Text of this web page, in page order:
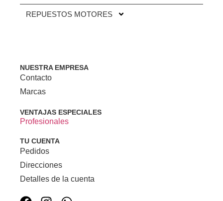
REPUESTOS MOTORES
NUESTRA EMPRESA
Contacto
Marcas
VENTAJAS ESPECIALES
Profesionales
TU CUENTA
Pedidos
Direcciones
Detalles de la cuenta